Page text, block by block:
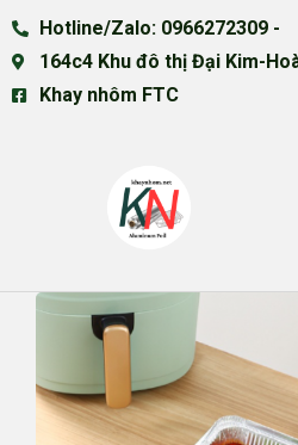
Hotline/Zalo: 0966272309 -
164c4 Khu đô thị Đại Kim-
Khay nhôm FTC